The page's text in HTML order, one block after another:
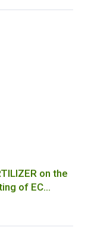
on the
of EC
a certificate